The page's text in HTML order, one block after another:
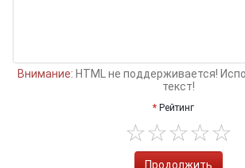
Внимание: HTML не поддерживается!
текст!
Рейтинг
Продолжить